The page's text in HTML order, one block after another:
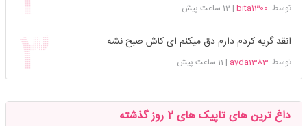
توسط bita1300
| 12 ساعت پیش
انقد گریه کردم دارم دق میکنم ای کاش صبح نشه
توسطayda1383
| 11 ساعت پیش
داغ ترین های تاپیک های 2 روز گذشته